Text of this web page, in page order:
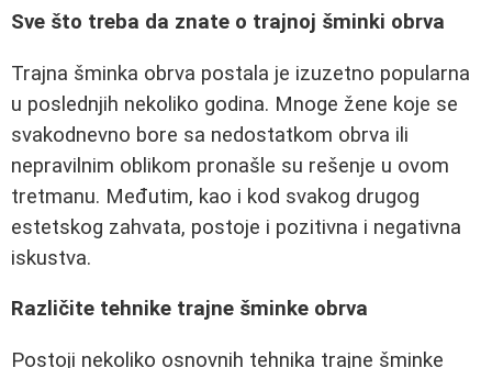
Sve što treba da znate o trajnoj šminki obrva
Trajna šminka obrva postala je izuzetno popularna
u poslednjih nekoliko godina. Mnoge žene koje se
svakodnevno bore sa nedostatkom obrva ili
nepravilnim oblikom pronašle su rešenje u ovom
tretmanu. Međutim, kao i kod svakog drugog
estetskog zahvata, postoje i pozitivna i negativna
iskustva.
Različite tehnike trajne šminke obrva
Postoji nekoliko osnovnih tehnika trajne šminke